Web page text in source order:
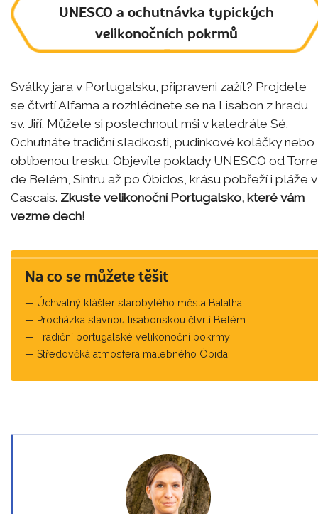
UNESCO a ochutnávka typických
velikonočních pokrmů
Svátky jara v Portugalsku, připraveni zažít? Projdete
se čtvrtí Alfama a rozhlédnete se na Lisabon z hradu
sv. Jiří. Můžete si poslechnout mši v katedrále Sé.
Ochutnáte tradiční sladkosti, pudinkové koláčky nebo
oblíbenou tresku. Objevíte poklady UNESCO od Torre
de Belém, Sintru až po Óbidos, krásu pobřeží i pláže v
Cascais. Zkuste velikonoční Portugalsko, které vám
vezme dech!
Na co se můžete těšit
Úchvatný klášter starobylého města Batalha
Procházka slavnou lisabonskou čtvrtí Belém
Tradiční portugalské velikonoční pokrmy
Středověká atmosféra malebného Óbida